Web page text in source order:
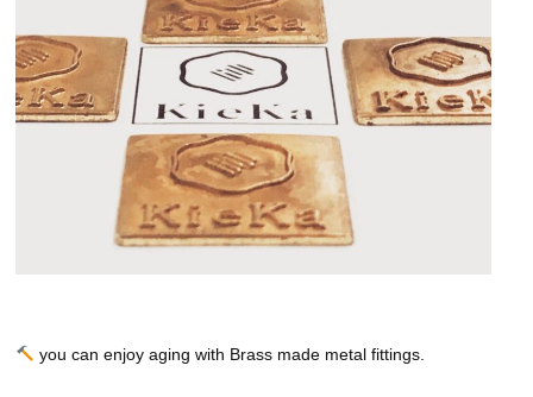
you can enjoy aging with Brass made metal fittings.